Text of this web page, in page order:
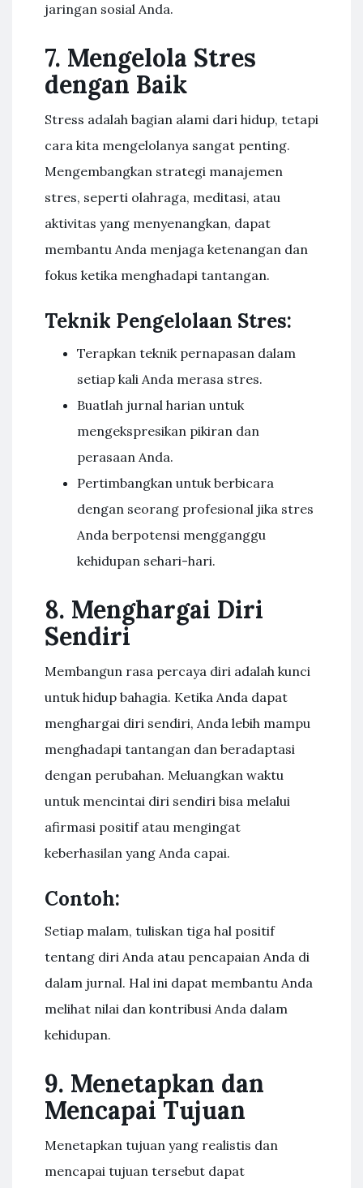
jaringan sosial Anda.
7. Mengelola Stres
dengan Baik
Stress adalah bagian alami dari hidup, tetapi
cara kita mengelolanya sangat penting.
Mengembangkan strategi manajemen
stres, seperti olahraga, meditasi, atau
aktivitas yang menyenangkan, dapat
membantu Anda menjaga ketenangan dan
fokus ketika menghadapi tantangan.
Teknik Pengelolaan Stres:
Terapkan teknik pernapasan dalam
setiap kali Anda merasa stres.
Buatlah jurnal harian untuk
mengekspresikan pikiran dan
perasaan Anda.
Pertimbangkan untuk berbicara
dengan seorang profesional jika stres
Anda berpotensi mengganggu
kehidupan sehari-hari.
8. Menghargai Diri
Sendiri
Membangun rasa percaya diri adalah kunci
untuk hidup bahagia. Ketika Anda dapat
menghargai diri sendiri, Anda lebih mampu
menghadapi tantangan dan beradaptasi
dengan perubahan. Meluangkan waktu
untuk mencintai diri sendiri bisa melalui
afirmasi positif atau mengingat
keberhasilan yang Anda capai.
Contoh:
Setiap malam, tuliskan tiga hal positif
tentang diri Anda atau pencapaian Anda di
dalam jurnal. Hal ini dapat membantu Anda
melihat nilai dan kontribusi Anda dalam
kehidupan.
9. Menetapkan dan
Mencapai Tujuan
Menetapkan tujuan yang realistis dan
mencapai tujuan tersebut dapat